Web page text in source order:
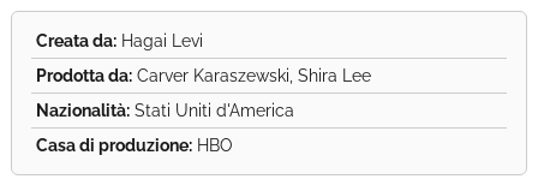
Creata da:Hagai Levi
Prodotta da:Carver Karaszewski, Shira Lee
Nazionalità:Stati Uniti d'America
Casa di produzione:HBO